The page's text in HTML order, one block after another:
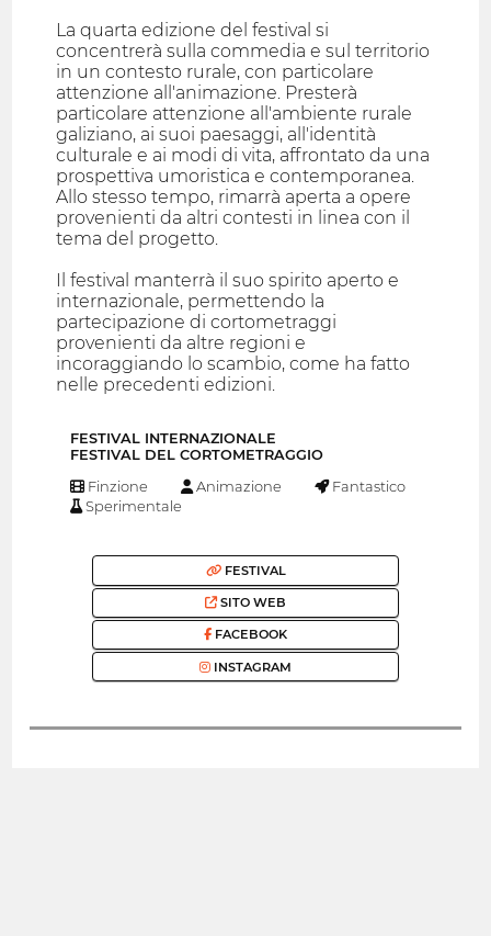
La quarta edizione del festival si
concentrerà sulla commedia e sul territorio
in un contesto rurale, con particolare
attenzione all'animazione. Presterà
particolare attenzione all'ambiente rurale
galiziano, ai suoi paesaggi, all'identità
culturale e ai modi di vita, affrontato da una
prospettiva umoristica e contemporanea.
Allo stesso tempo, rimarrà aperta a opere
provenienti da altri contesti in linea con il
tema del progetto.
Il festival manterrà il suo spirito aperto e
internazionale, permettendo la
partecipazione di cortometraggi
provenienti da altre regioni e
incoraggiando lo scambio, come ha fatto
nelle precedenti edizioni.
FESTIVAL INTERNAZIONALE
FESTIVAL DEL CORTOMETRAGGIO
Finzione Animazione
Fantastico
Sperimentale
FESTIVAL
SITO WEB
FACEBOOK
INSTAGRAM